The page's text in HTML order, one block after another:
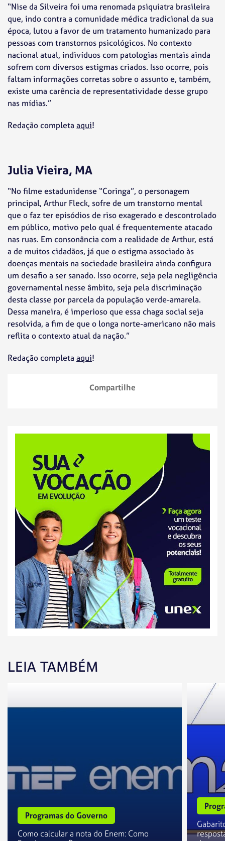
“Nise da Silveira foi uma renomada psiquiatra brasileira
que, indo contra a comunidade médica tradicional da sua
época, lutou a favor de um tratamento humanizado para
pessoas com transtornos psicológicos. No contexto
nacional atual, indivíduos com patologias mentais ainda
sofrem com diversos estigmas criados. Isso ocorre, pois
faltam informações corretas sobre o assunto e, também,
existe uma carência de representatividade desse grupo
nas mídias.”
Redação completa aqui!
Julia Vieira, MA
“No filme estadunidense “Coringa”, o personagem
principal, Arthur Fleck, sofre de um transtorno mental
que o faz ter episódios de riso exagerado e descontrolado
em público, motivo pelo qual é frequentemente atacado
nas ruas. Em consonância com a realidade de Arthur, está
a de muitos cidadãos, já que o estigma associado às
doenças mentais na sociedade brasileira ainda configura
um desafio a ser sanado. Isso ocorre, seja pela negligência
governamental nesse âmbito, seja pela discriminação
desta classe por parcela da população verde-amarela.
Dessa maneira, é imperioso que essa chaga social seja
resolvida, a fim de que o longa norte-americano não mais
reflita o contexto atual da nação.”
Redação completa aqui!
Compartilhe
LEIA TAMBÉM
Programas do Governo
Como calcular a nota do Enem: Como